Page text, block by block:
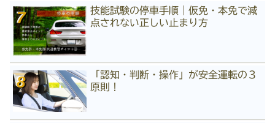
技能試験の停車手順｜仮免・本免で減
点されない正しい止まり方
「認知・判断・操作」が安全運転の３
原則！